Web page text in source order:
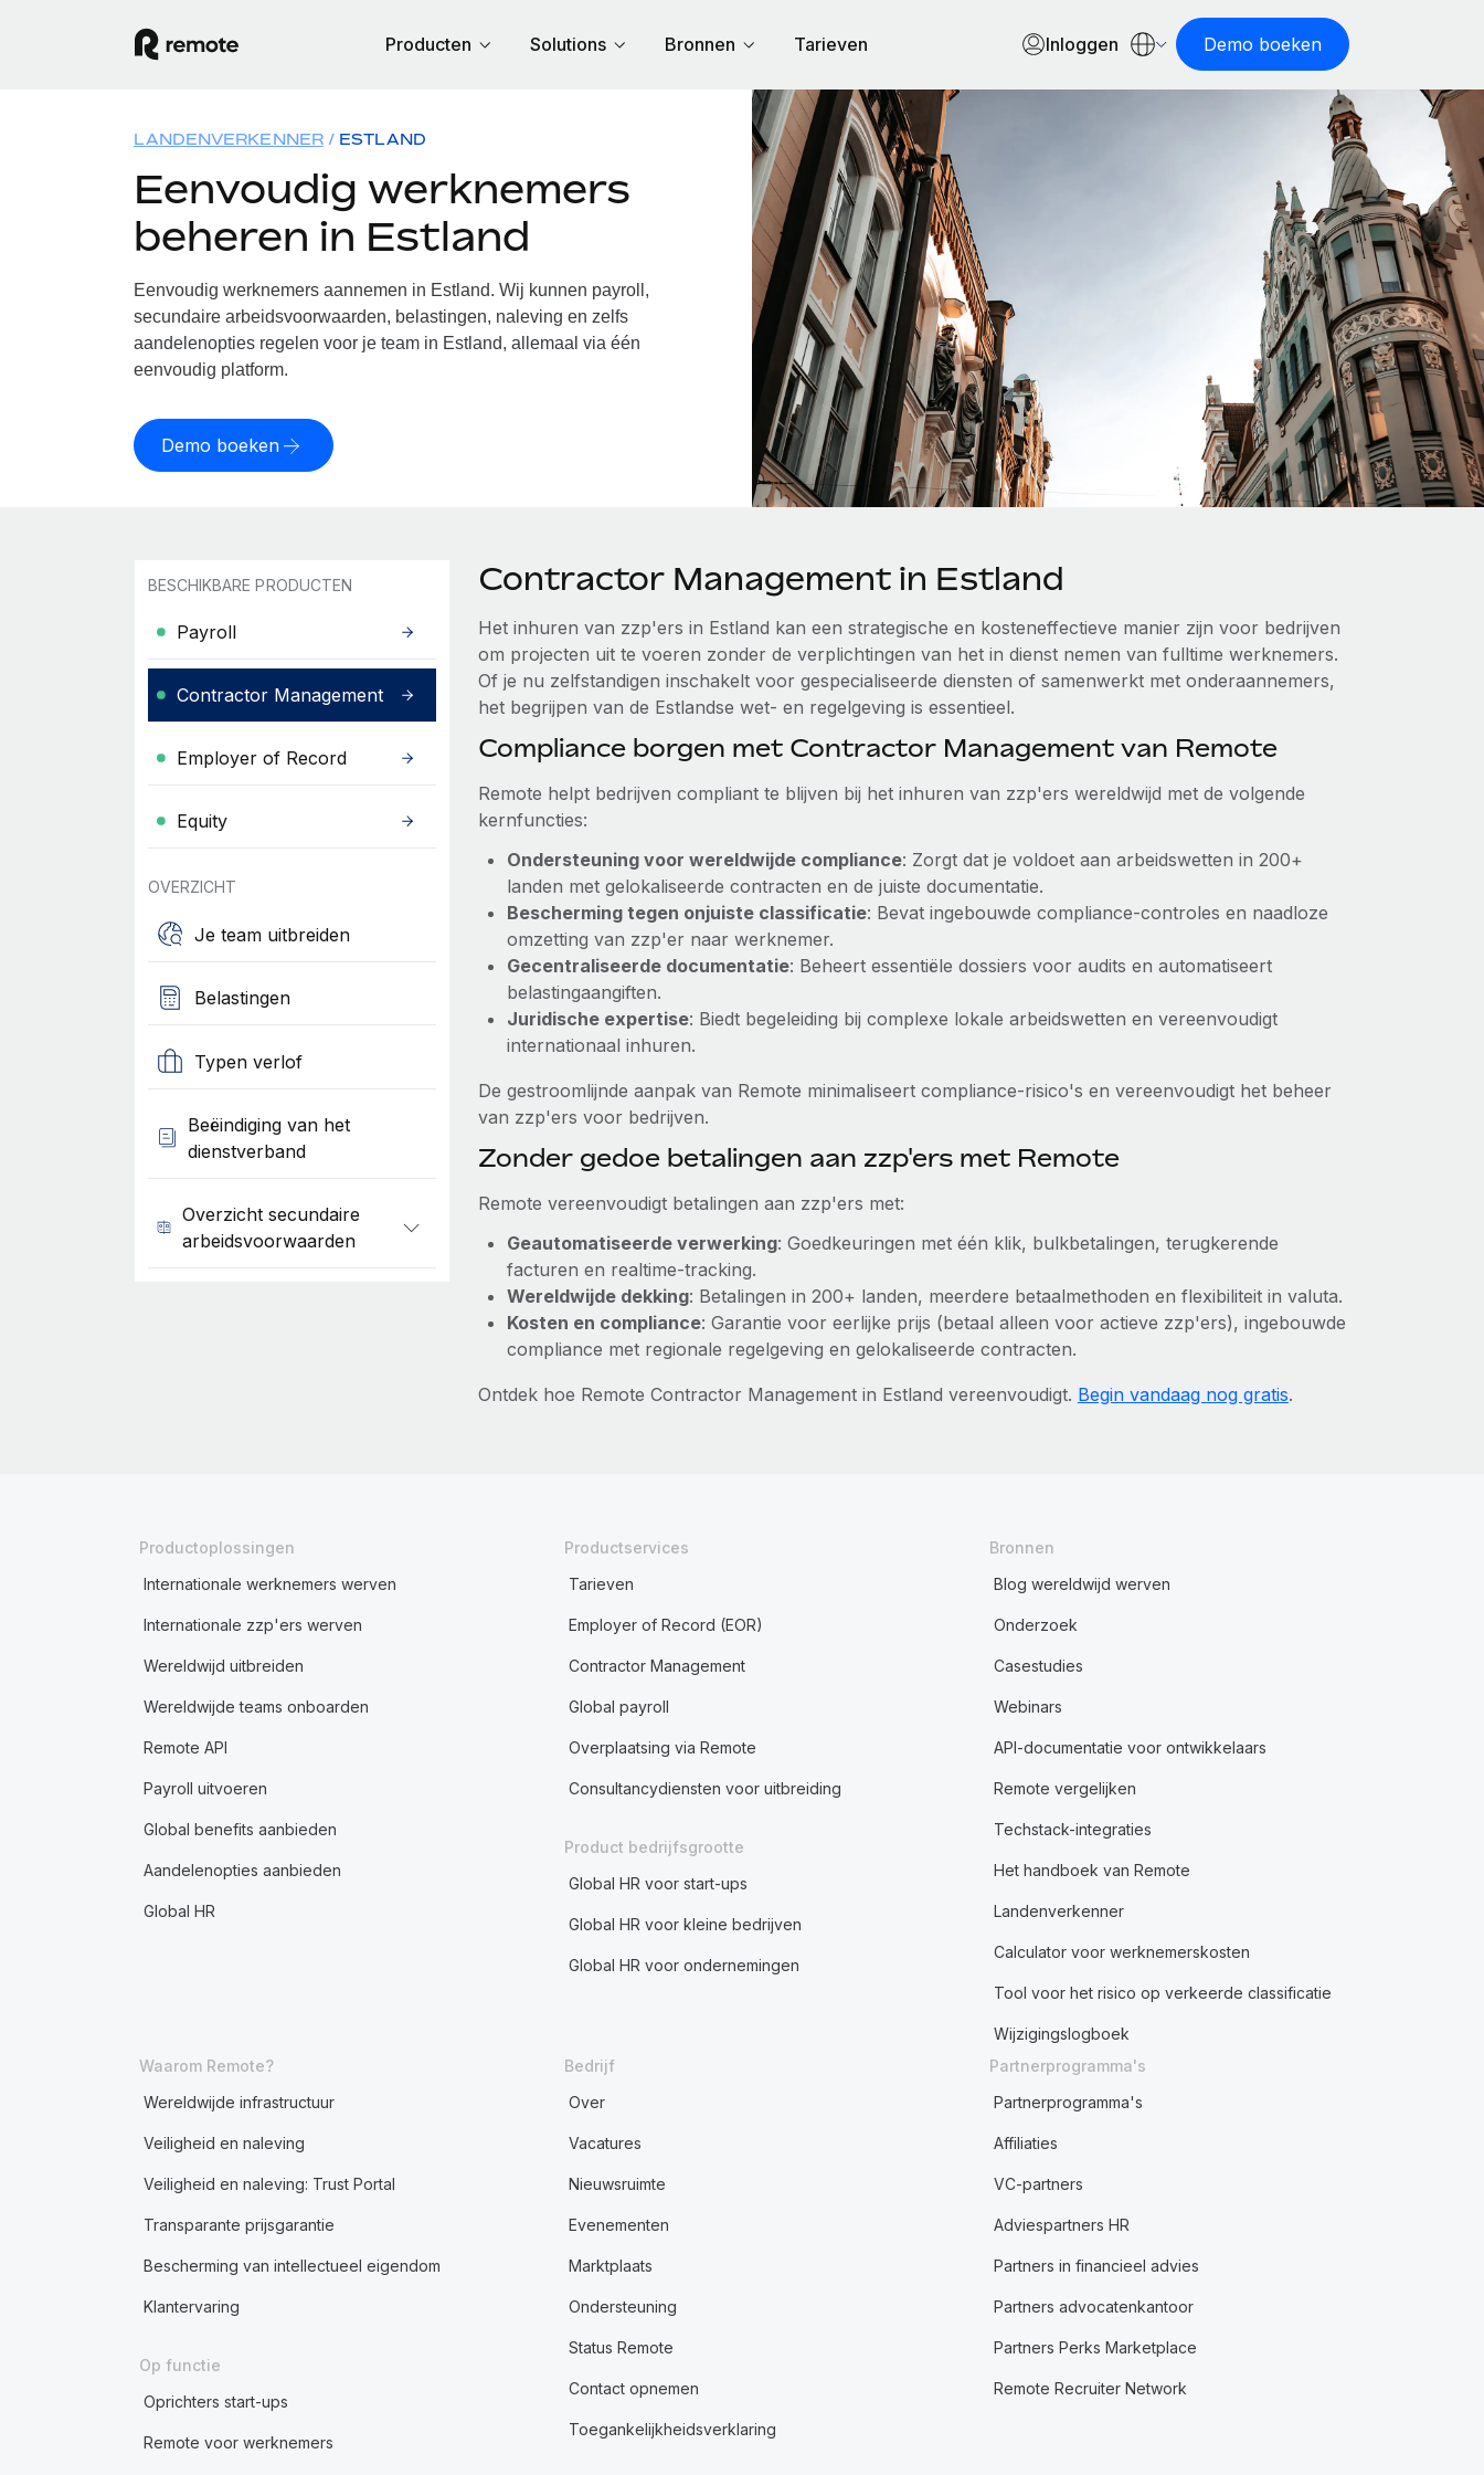
Producten Solutions Bronnen Tarieven Inloggen Demo boeken
LANDENVERKENNER ESTLAND
Eenvoudig werknemers
beheren in Estland
Eenvoudig werknemers aannemen in Estland. Wij kunnen payroll,
secundaire arbeidsvoorwaarden, belastingen, naleving en zelfs
aandelenopties regelen voor je team in Estland, allemaal via één
eenvoudig platform.
Demo boeken
BESCHIKBARE PRODUCTEN
Payroll
Contractor Management
Employer of Record
Equity
OVERZICHT
Je team uitbreiden
Belastingen
Typen verlof
Beëindiging van het
dienstverband
Overzicht secundaire
arbeidsvoorwaarden
Contractor Management in Estland
Het inhuren van zzp'ers in Estland kan een strategische en kosteneffectieve manier zijn voor bedrijven
om projecten uit te voeren zonder de verplichtingen van het in dienst nemen van fulltime werknemers.
Of je nu zelfstandigen inschakelt voor gespecialiseerde diensten of samenwerkt met onderaannemers,
het begrijpen van de Estlandse wet- en regelgeving is essentieel.
Compliance borgen met Contractor Management van Remote
Remote helpt bedrijven compliant te blijven bij het inhuren van zzp'ers wereldwijd met de volgende
kernfuncties:
Ondersteuning voor wereldwijde compliance: Zorgt dat je voldoet aan arbeidswetten in 200+
landen met gelokaliseerde contracten en de juiste documentatie.
Bescherming tegen onjuiste classificatie: Bevat ingebouwde compliance-controles en naadloze
omzetting van zzp'er naar werknemer.
Gecentraliseerde documentatie: Beheert essentiële dossiers voor audits en automatiseert
belastingaangiften.
Juridische expertise: Biedt begeleiding bij complexe lokale arbeidswetten en vereenvoudigt
internationaal inhuren.
De gestroomlijnde aanpak van Remote minimaliseert compliance-risico's en vereenvoudigt het beheer
van zzp'ers voor bedrijven.
Zonder gedoe betalingen aan zzp'ers met Remote
Remote vereenvoudigt betalingen aan zzp'ers met:
Geautomatiseerde verwerking: Goedkeuringen met één klik, bulkbetalingen, terugkerende
facturen en realtime-tracking.
Wereldwijde dekking: Betalingen in 200+ landen, meerdere betaalmethoden en flexibiliteit in valuta.
Kosten en compliance: Garantie voor eerlijke prijs (betaal alleen voor actieve zzp'ers), ingebouwde
compliance met regionale regelgeving en gelokaliseerde contracten.
Ontdek hoe Remote Contractor Management in Estland vereenvoudigt. Begin vandaag nog gratis.
Productoplossingen
Internationale werknemers werven
Internationale zzp'ers werven
Wereldwijd uitbreiden
Wereldwijde teams onboarden
Remote API
Payroll uitvoeren
Global benefits aanbieden
Aandelenopties aanbieden
Global HR
Productservices
Tarieven
Employer of Record (EOR)
Contractor Management
Global payroll
Overplaatsing via Remote
Consultancydiensten voor uitbreiding
Product bedrijfsgrootte
Global HR voor start-ups
Global HR voor kleine bedrijven
Global HR voor ondernemingen
Bronnen
Blog wereldwijd werven
Onderzoek
Casestudies
Webinars
API-documentatie voor ontwikkelaars
Remote vergelijken
Techstack-integraties
Het handboek van Remote
Landenverkenner
Calculator voor werknemerskosten
Tool voor het risico op verkeerde classificatie
Wijzigingslogboek
Waarom Remote?
Wereldwijde infrastructuur
Veiligheid en naleving
Veiligheid en naleving: Trust Portal
Transparante prijsgarantie
Bescherming van intellectueel eigendom
Klantervaring
Op functie
Oprichters start-ups
Remote voor werknemers
Bedrijf
Over
Vacatures
Nieuwsruimte
Evenementen
Marktplaats
Ondersteuning
Status Remote
Contact opnemen
Toegankelijkheidsverklaring
Partnerprogramma's
Partnerprogramma's
Affiliaties
VC-partners
Adviespartners HR
Partners in financieel advies
Partners advocatenkantoor
Partners Perks Marketplace
Remote Recruiter Network